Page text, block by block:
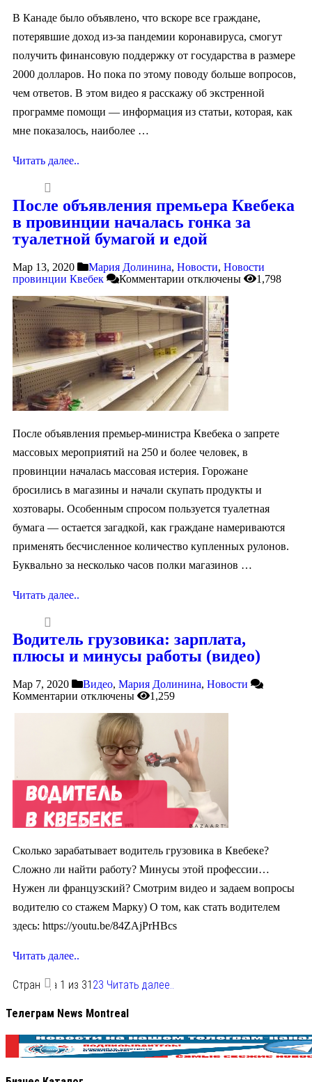
В Канаде было объявлено, что вскоре все граждане,
потерявшие доход из-за пандемии коронавируса, смогут
получить финансовую поддержку от государства в размере
2000 долларов. Но пока по этому поводу больше вопросов,
чем ответов. В этом видео я расскажу об экстренной
программе помощи — информация из статьи, которая, как
мне показалось, наиболее …
Читать далее..
После объявления премьера Квебека
в провинции началась гонка за
туалетной бумагой и едой
Мар 13, 2020 Мария Долинина, Новости, Новости
провинции Квебек
Комментарии отключены 1,798
После объявления премьер-министра Квебека о запрете
массовых мероприятий на 250 и более человек, в
провинции началась массовая истерия. Горожане
бросились в магазины и начали скупать продукты и
хозтовары. Особенным спросом пользуется туалетная
бумага — остается загадкой, как граждане намериваются
применять бесчисленное количество купленных рулонов.
Буквально за несколько часов полки магазинов …
Читать далее..
Водитель грузовика: зарплата,
плюсы и минусы работы (видео)
Мар 7, 2020 Видео, Мария Долинина, Новости
Комментарии отключены 1,259
Сколько зарабатывает водитель грузовика в Квебеке?
Сложно ли найти работу? Минусы этой профессии…
Нужен ли французский? Смотрим видео и задаем вопросы
водителю со стажем Марку) О том, как стать водителем
здесь: https://youtu.be/84ZAjPrHBcs
Читать далее..
Страница 1 из 31 23 Читать далее..
Телеграм News Montreal